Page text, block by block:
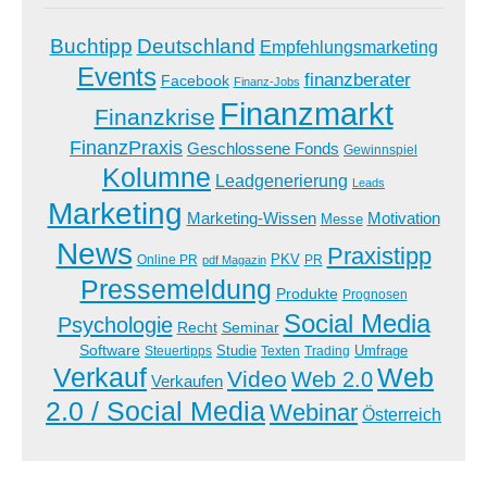
Buchtipp Deutschland Empfehlungsmarketing
Events Facebook Finanz-Jobs finanzberater
Finanzkrise Finanzmarkt
FinanzPraxis Geschlossene Fonds Gewinnspiel
Kolumne Leadgenerierung Leads
Marketing Marketing-Wissen Messe Motivation
News Online PR pdf Magazin PKV PR Praxistipp
Pressemeldung Produkte Prognosen
Psychologie Recht Seminar Social Media
Software Steuertipps Studie Texten Trading Umfrage
Verkauf Verkaufen Video Web 2.0Web
2.0 / Social MediaWebinar Österreich